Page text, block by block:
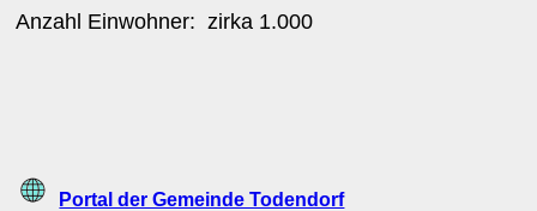
Anzahl Einwohner: zirka 1.000
Portal der Gemeinde Todendorf